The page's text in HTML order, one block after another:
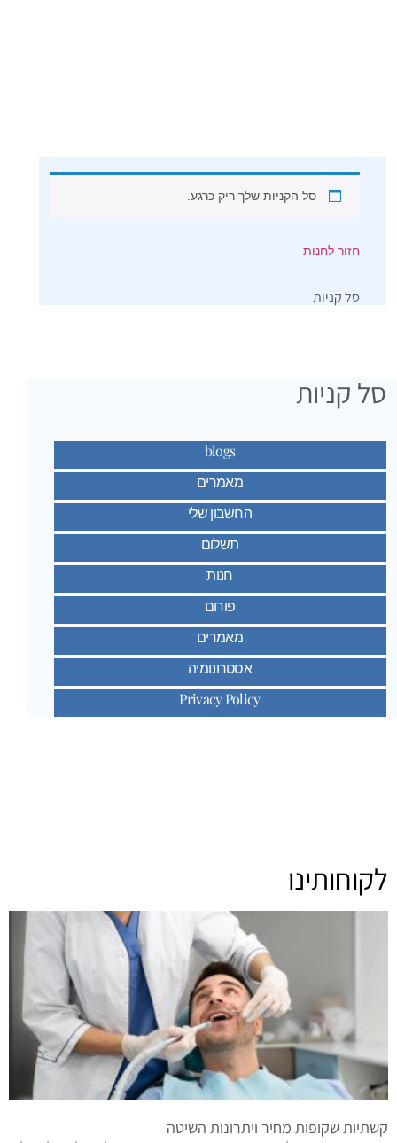
סל הקניות שלך ריק כרגע.
חזור לחנות
סל קניות
סל קניות
blogs
מאמרים
החשבון שלי
תשלום
חנות
פורום
מאמרים
אסטרונומיה
Privacy Policy
לקוחותינו
קשתיות שקופות מחיר ויתרונות השיטה